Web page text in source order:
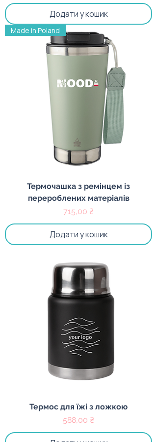
Додати у кошик
Made in Poland
Термочашка з ремінцем із
перероблених матеріалів
Ціна
715,00 ₴
Додати у кошик
Термос для їжі з ложкою
Ціна
588,00 ₴